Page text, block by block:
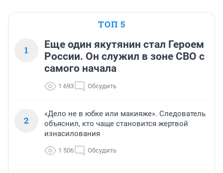
ТОП 5
1
Еще один якутянин стал Героем
России. Он служил в зоне СВО с
самого начала
1 693 Обсудить
2
«Дело не в юбке или макияже». Следователь
объяснил, кто чаще становится жертвой
изнасилования
1 506 Обсудить